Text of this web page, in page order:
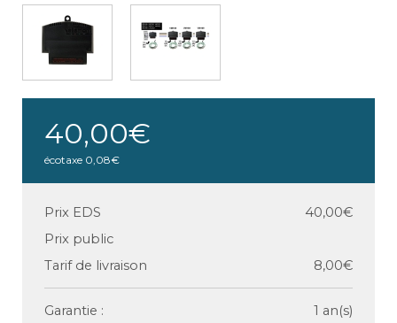
40,00€
écotaxe 0,08€
Prix EDS
40,00€
Prix public
Tarif de livraison
8,00€
Garantie : 1 an(s)